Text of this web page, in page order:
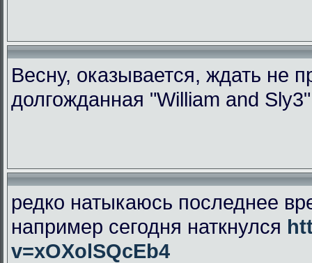
Весну, оказывается, ждать не
долгожданная "William and
редко натыкаюсь последнее
например сегодня наткнулся
v=xOXolSQcEb4